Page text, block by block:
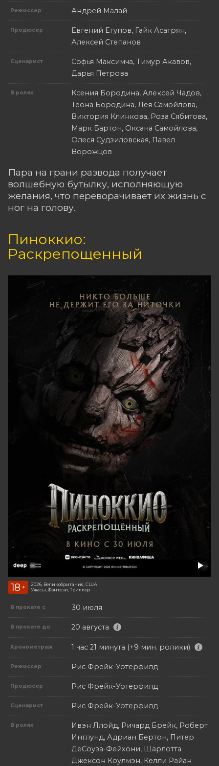
Режиссер Андрей Малай
Продюсер
Евгений Егупов, Гайк Асатрян,
Алексей Степанов
Сценарист
Софья Максимча, Тимур Акавов,
Дарья Петрова
В ролях
Ксения Бородина, Алексей Чадов,
Теона Бородина, Лея Самойлова,
Виктория Клинкова, Роза Сябитова,
Марк Бартон, Оксана Самойлова,
Олеся Судзиловская, Павел
Ворожцов
Пара на грани развода получает
волшебную бутылку, исполняющую
желания, что переворачивает их жизнь с
ног на голову.
Пиноккио:
Раскрепощенный
18 +
2026, Великобритания, США
Ужасы, Фэнтези, Триллер
В прокате с 30 июля
В прокате до 20 августа
Хронометраж 1 час 21 минута (+9 мин. ролики)
Режиссер Рис Фрейк-Уотерфилд
Продюсер Рис Фрейк-Уотерфилд
Сценарист Рис Фрейк-Уотерфилд
В ролях
Ивэн Ллойд, Ричард Брейк, Роберт
Инглунд, Адриан Бертон, Питер
ДеСоуза-Фейхони, Шарлотта
Джексон Коулмэн, Келли Райан